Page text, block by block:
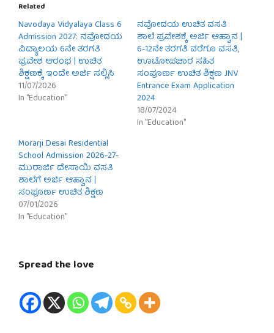
Related
Navodaya Vidyalaya Class 6
Admission 2027: ನವೋದಯ
ವಿದ್ಯಾಲಯ 6ನೇ ತರಗತಿ
ಪ್ರವೇಶ ಆರಂಭ | ಉಚಿತ
ಶಿಕ್ಷಣಕ್ಕೆ ಇಂದೇ ಅರ್ಜಿ ಸಲ್ಲಿಸಿ
11/07/2026
In "Education"
ನವೋದಯ ಉಚಿತ ವಸತಿ
ಶಾಲೆ ಪ್ರವೇಶಕ್ಕೆ ಅರ್ಜಿ ಆಹ್ವಾನ |
6-12ನೇ ತರಗತಿ ವರೆಗೂ ವಸತಿ,
ಊಟೋಪಚಾರ ಸಹಿತ
ಸಂಪೂರ್ಣ ಉಚಿತ ಶಿಕ್ಷಣ JNV
Entrance Exam Application
2024
18/07/2024
In "Education"
Morarji Desai Residential
School Admission 2026-27-
ಮುರಾರ್ಜಿ ದೇಸಾಯಿ ವಸತಿ
ಶಾಲೆಗೆ ಅರ್ಜಿ ಆಹ್ವಾನ |
ಸಂಪೂರ್ಣ ಉಚಿತ ಶಿಕ್ಷಣ
07/01/2026
In "Education"
Spread the love